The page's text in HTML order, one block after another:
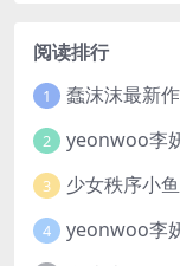
阅读排行
1
2
3
4